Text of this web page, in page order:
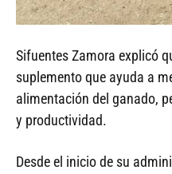
Sifuentes Zamora explicó
suplemento que ayuda a
alimentación del ganado,
y productividad.
Desde el inicio de su